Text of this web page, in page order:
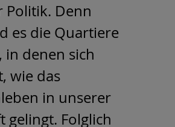
Politik. Denn
es die Quartiere
in denen sich
wie das
in unserer
gelingt. Folglich